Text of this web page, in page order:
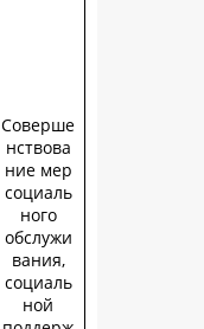
Соверше
нствова
ние мер
социаль
ного
обслужи
вания,
социаль
ной